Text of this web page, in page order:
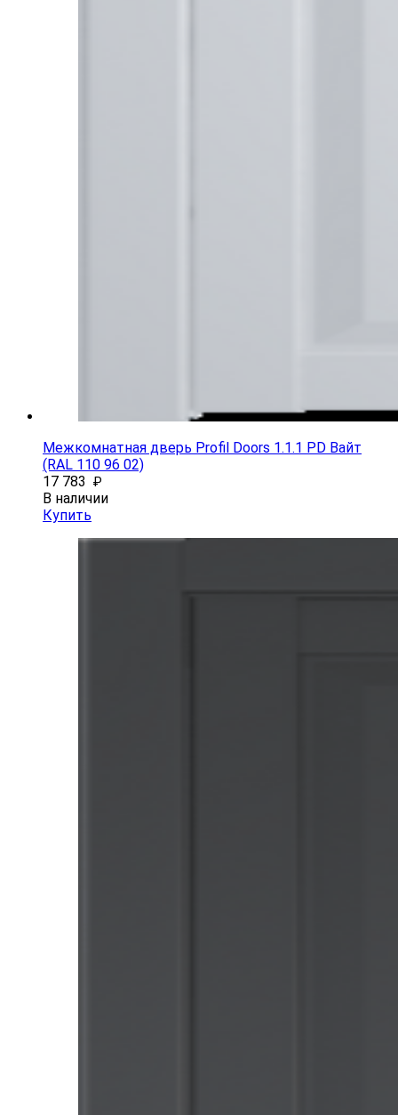
Межкомнатная дверь Profil Doors 1.1.1 PD Вайт
(RAL 110 96 02)
17 783 ₽
В наличии
Купить